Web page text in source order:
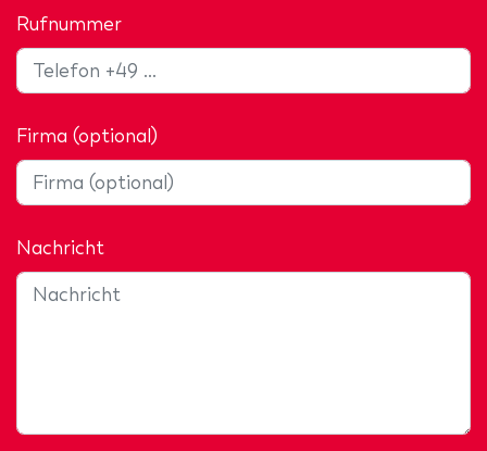
Rufnummer
Firma (optional)
Nachricht